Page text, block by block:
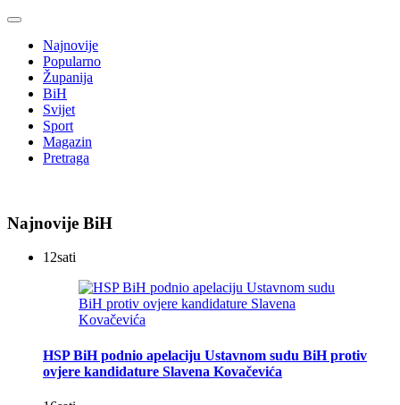
Najnovije
Popularno
Županija
BiH
Svijet
Sport
Magazin
Pretraga
Najnovije BiH
12sati
HSP BiH podnio apelaciju Ustavnom sudu BiH protiv
ovjere kandidature Slavena Kovačevića